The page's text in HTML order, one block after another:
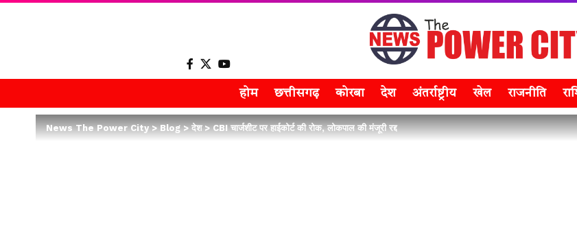
होम छत्तीसगढ़ कोरबा देश अंतर्राष्ट्रीय खेल राजनीति
News The Power City>Blog>देश>CBI चार्जशीट पर हाईकोर्ट की रोक, लोकपाल की मंजूरी रद्द